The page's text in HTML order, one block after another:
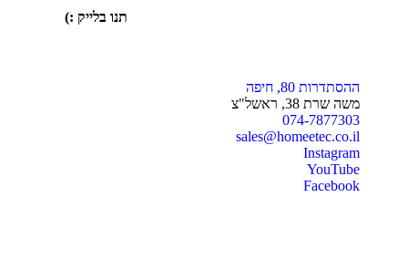
ההסתדרות 80, חיפה
משה שרת 38, ראשל"צ
074-7877303
sales@homeetec.co.il
Instagram
YouTube
Facebook
תנו בלייק :)